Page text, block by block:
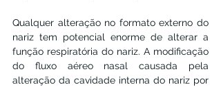
Qualquer alteração no formato externo do
nariz tem potencial enorme de alterar a
função respiratória do nariz. A modificação
do fluxo aéreo nasal causada pela
alteração da cavidade interna do nariz por